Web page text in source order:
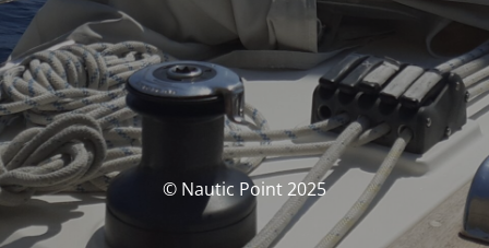
© Nautic Point 2025